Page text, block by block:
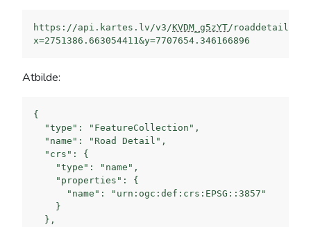
https://api.kartes.lv/v3/KVDM_g5zYT/roaddetail?
x=2751386.663054411&y=7707654.346166896
Atbilde:
{
  "type": "FeatureCollection",
  "name": "Road Detail",
  "crs": {
    "type": "name",
    "properties": {
      "name": "urn:ogc:def:crs:EPSG::3857"
    }
  },